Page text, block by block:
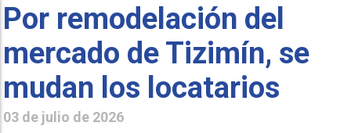
Por remodelación del
mercado de Tizimín, se
mudan los locatarios
03 de julio de 2026